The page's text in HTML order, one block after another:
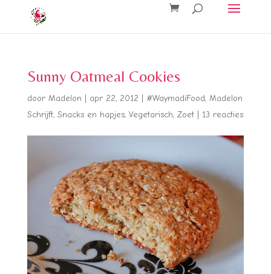
Sunny Oatmeal Cookies
door Madelon apr 22, 2012 #WaymadiFood, Madelon
Schrijft, Snacks en hapjes, Vegetarisch, Zoet| 13 reacties